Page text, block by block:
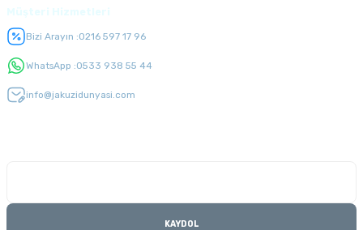
Bizi Arayın :0216 597 17 96
WhatsApp :0533 938 55 44
info@jakuzidunyasi.com
KAYDOL